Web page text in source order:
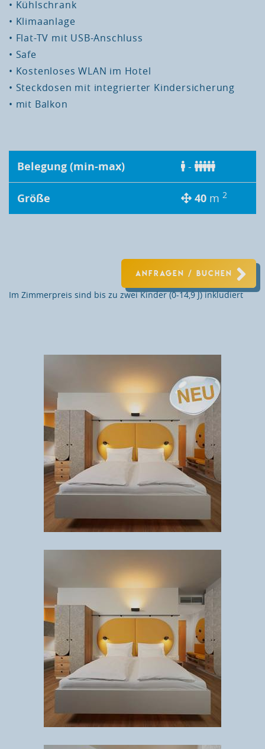
• Kühlschrank
• Klimaanlage
• Flat-TV mit USB-Anschluss
• Safe
• Kostenloses WLAN im Hotel
• Steckdosen mit integrierter Kindersicherung
• mit Balkon
Belegung (min-max) -
Größe 40 m 2
ANFRAGEN / BUCHEN
Im Zimmerpreis sind bis zu zwei Kinder (0-14,9 J) inkludiert